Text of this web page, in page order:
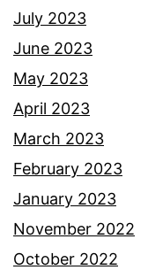
d
a
n
g
h
a
m
i
July 2023
June 2023
May 2023
April 2023
March 2023
February 2023
January 2023
November 2022
October 2022